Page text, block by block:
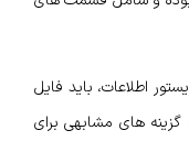
اطلاعات، باید فایل
های مشابهی برای